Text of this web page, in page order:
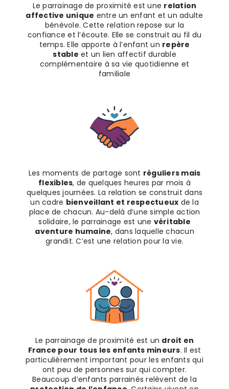
Le parrainage de proximité est une relation
affective unique entre un enfant et un adulte
bénévole. Cette relation repose sur la
confiance et l’écoute. Elle se construit au fil du
temps. Elle apporte à l’enfant un repère
stable et un lien affectif durable
complémentaire à sa vie quotidienne et
familiale
Les moments de partage sont réguliers mais
flexibles, de quelques heures par mois à
quelques journées. La relation se construit dans
un cadre bienveillant et respectueux de la
place de chacun. Au-delà d’une simple action
solidaire, le parrainage est une véritable
aventure humaine, dans laquelle chacun
grandit. C’est une relation pour la vie.
Le parrainage de proximité est un droit en
France pour tous les enfants mineurs. Il est
particulièrement important pour les enfants qui
ont peu de personnes sur qui compter.
Beaucoup d’enfants parrainés relèvent de la